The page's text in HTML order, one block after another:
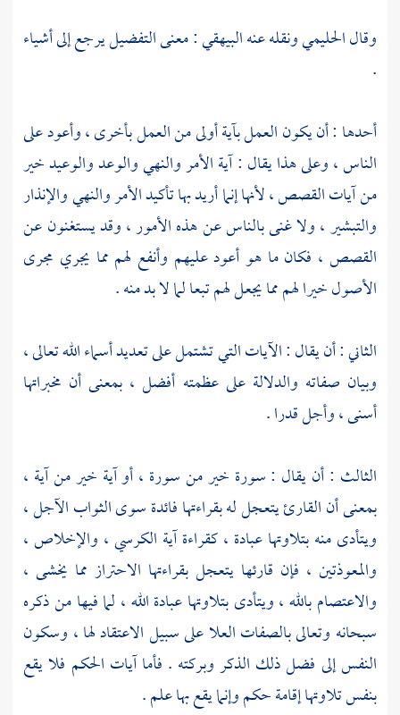
وقالالحليميونقله عنهالبيهقي: معنى التفضيل يرجع إلى أشياء
.
أحدها : أن يكون العمل بآية أولى من العمل بأخرى ، وأعود على
الناس ، وعلى هذا يقال : آية الأمر والنهي والوعد والوعيد خير
من آيات القصص ، لأنها إنما أريد بها تأكيد الأمر والنهي والإنذار
والتبشير ، ولا غنى بالناس عن هذه الأمور ، وقد يستغنون عن
القصص ، فكان ما هو أعود عليهم وأنفع لهم مما يجري مجرى
الأصول خيرا لهم مما يجعل لهم تبعا لما لا بد منه .
الثاني : أن يقال : الآيات التي تشتمل على تعديد أسماء الله تعالى ،
وبيان صفاته والدلالة على عظمته أفضل ، بمعنى أن مخبراتها
أسنى ، وأجل قدرا .
الثالث : أن يقال : سورة خير من سورة ، أو آية خير من آية ،
بمعنى أن القارئ يتعجل له بقراءتها فائدة سوى الثواب الآجل ،
ويتأدى منه بتلاوتها عبادة ، كقراءة آية الكرسي ، والإخلاص ،
والمعوذتين ، فإن قارئها يتعجل بقراءتها الاحتراز مما يخشى ،
والاعتصام بالله ، ويتأدى بتلاوتها عبادة الله ، لما فيها من ذكره
سبحانه وتعالى بالصفات العلا على سبيل الاعتقاد لها ، وسكون
النفس إلى فضل ذلك الذكر وبركته . فأما آيات الحكم فلا يقع
بنفس تلاوتها إقامة حكم وإنما يقع بها علم .